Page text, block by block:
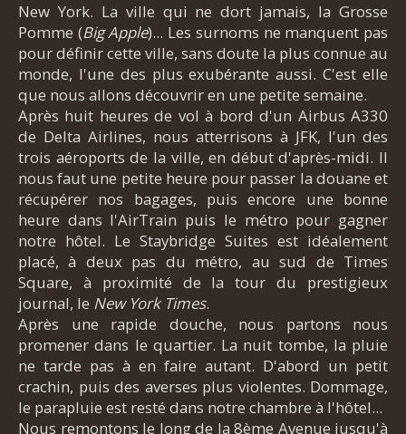
New York. La ville qui ne dort jamais, la Grosse
Pomme (Big Apple)... Les surnoms ne manquent pas
pour définir cette ville, sans doute la plus connue au
monde, l'une des plus exubérante aussi. C'est elle
que nous allons découvrir en une petite semaine.
Après huit heures de vol à bord d'un Airbus A330
de Delta Airlines, nous atterrisons à JFK, l'un des
trois aéroports de la ville, en début d'après-midi. Il
nous faut une petite heure pour passer la douane et
récupérer nos bagages, puis encore une bonne
heure dans l'AirTrain puis le métro pour gagner
notre hôtel. Le Staybridge Suites est idéalement
placé, à deux pas du métro, au sud de Times
Square, à proximité de la tour du prestigieux
journal, le New York Times.
Après une rapide douche, nous partons nous
promener dans le quartier. La nuit tombe, la pluie
ne tarde pas à en faire autant. D'abord un petit
crachin, puis des averses plus violentes. Dommage,
le parapluie est resté dans notre chambre à l'hôtel...
Nous remontons le long de la 8ème Avenue jusqu'à